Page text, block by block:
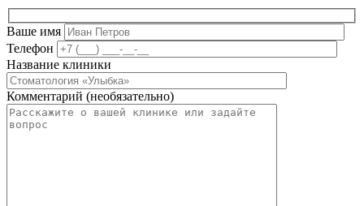
Ваше имя
Телефон
Название клиники
Комментарий (необязательно)